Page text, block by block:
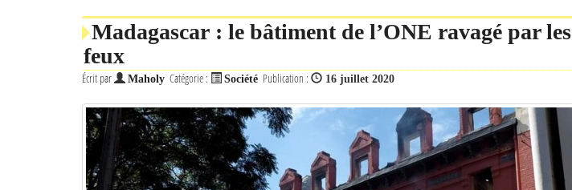
Madagascar : le bâtiment de l’ONE ravagé par les
feux
Écrit par Maholy Catégorie : Société Publication : 16 juillet 2020